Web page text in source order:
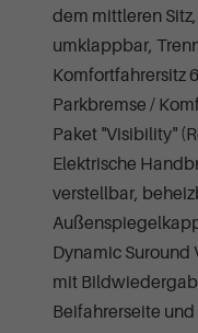
dem mittleren
umklappbar,
Komfortfahrersitz
Parkbremse /
Paket "Visibility"
Elektrische
verstellbar,
Dynamic
mit
Beifahrerseite